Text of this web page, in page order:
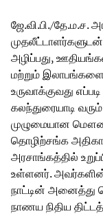
ஜே.வி.பி./தே.ம.ச.
அழிப்பது,
மற்றும்
உருவாக்குவது
கலந்துரையாடி
முழுமையான
தொழிற்சங்க
அரசாங்கத்தில்
உள்ளனர். அவர்களின்
நாட்டின் அனைத்து
நாணய நிதிய